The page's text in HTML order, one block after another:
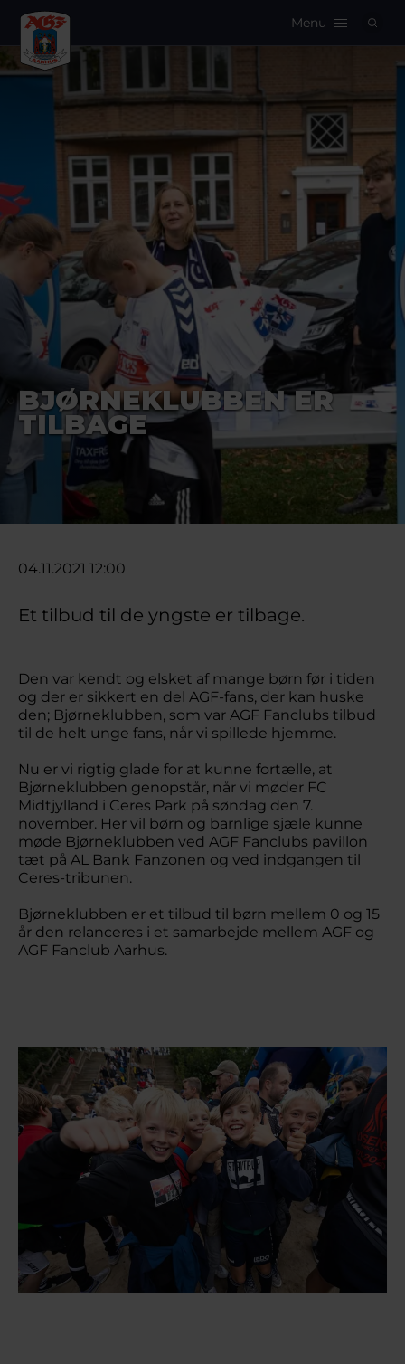
Menu
BJØRNEKLUBBEN ER
TILBAGE
04.11.2021 12:00
Et tilbud til de yngste er tilbage.
Den var kendt og elsket af mange børn før i tiden
og der er sikkert en del AGF-fans, der kan huske
den; Bjørneklubben, som var AGF Fanclubs tilbud
til de helt unge fans, når vi spillede hjemme.
Nu er vi rigtig glade for at kunne fortælle, at
Bjørneklubben genopstår, når vi møder FC
Midtjylland i Ceres Park på søndag den 7.
november. Her vil børn og barnlige sjæle kunne
møde Bjørneklubben ved AGF Fanclubs pavillon
tæt på AL Bank Fanzonen og ved indgangen til
Ceres-tribunen.
Bjørneklubben er et tilbud til børn mellem 0 og 15
år den relanceres i et samarbejde mellem AGF og
AGF Fanclub Aarhus.